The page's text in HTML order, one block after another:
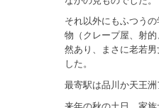
それ以外にもふつう
物（クレープ屋、射
然あり、まさに老若
した。
最寄駅は品川か天王洲